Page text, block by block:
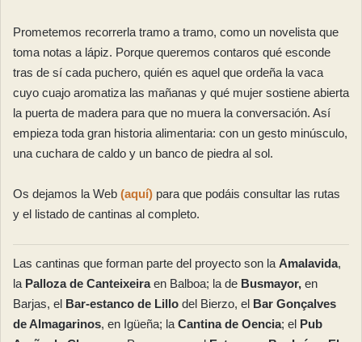
Prometemos recorrerla tramo a tramo, como un novelista que
toma notas a lápiz. Porque queremos contaros qué esconde
tras de sí cada puchero, quién es aquel que ordeña la vaca
cuyo cuajo aromatiza las mañanas y qué mujer sostiene abierta
la puerta de madera para que no muera la conversación. Así
empieza toda gran historia alimentaria: con un gesto minúsculo,
una cuchara de caldo y un banco de piedra al sol.
Os dejamos la Web (aquí) para que podáis consultar las rutas
y el listado de cantinas al completo.
Las cantinas que forman parte del proyecto son la Amalavida,
la Palloza de Canteixeiraen Balboa; la de Busmayor, en
Barjas, el Bar-estanco de Lillo del Bierzo, el Bar Gonçalves
de Almagarinos, en Igüeña; la Cantina de Oencia; el Pub